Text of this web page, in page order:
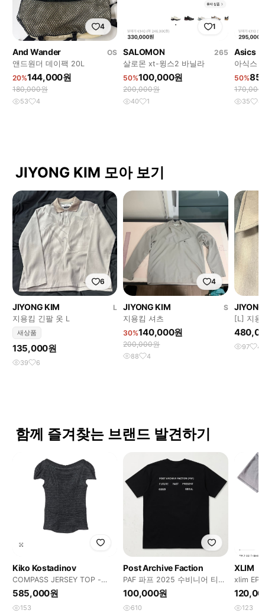
4
And Wander
OS
앤드원더 데이팩 20L
20%144,000원
180,000원
53 4
1
SALOMON
265
살로몬 xt-윙스2 바닐라
50%100,000원
200,000원
40 1
Asics
아식스
상 260
50%
170,000
35 4
JIYONG KIM 모아 보기
6
JIYONG KIM
L
지용킴 긴팔 옷 L
새상품
135,000원
39 6
4
JIYONG KIM
S
지용킴 셔츠
30%140,000원
200,000원
88 4
[L] 지용
97 4
함께 즐겨찾는 브랜드 발견하기
Kiko Kostadinov
COMPASS JERSEY TOP -
ABYSS BLACK 38 새제품
585,000원
153
Post Archive Faction
PAF 파프 2025 수비니어 티셔
츠 라지 souvenir L
100,000원
610
XLIM
xlim
123